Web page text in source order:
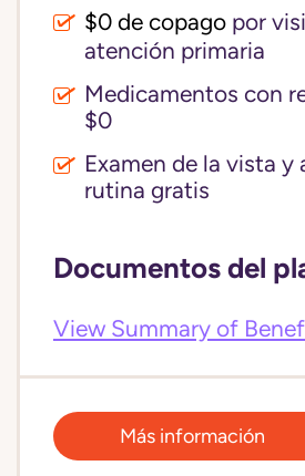
$0 de copago por
atención primaria
Medicamentos con
$0
Examen de la vista y
rutina gratis
Documentos del
View Summary of
Más información